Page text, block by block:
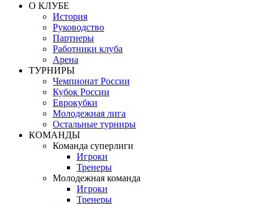
О КЛУБЕ
История
Руководство
Партнеры
Работники клуба
Арена
ТУРНИРЫ
Чемпионат России
Кубок России
Еврокубки
Молодежная лига
Остальные турниры
КОМАНДЫ
Команда суперлиги
Игроки
Тренеры
Молодежная команда
Игроки
Тренеры